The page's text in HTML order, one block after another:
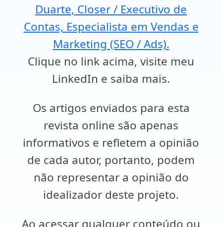
Duarte, Closer / Executivo de
Contas, Especialista em Vendas e
Marketing (SEO / Ads).
Clique no link acima, visite meu
LinkedIn e saiba mais.
Os artigos enviados para esta
revista online são apenas
informativos e refletem a opinião
de cada autor, portanto, podem
não representar a opinião do
idealizador deste projeto.
Ao acessar qualquer conteúdo ou